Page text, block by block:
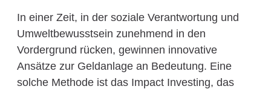
In einer Zeit, in der soziale Verantwortung und
Umweltbewusstsein zunehmend in den
Vordergrund rücken, gewinnen innovative
Ansätze zur Geldanlage an Bedeutung. Eine
solche Methode ist das Impact Investing, das